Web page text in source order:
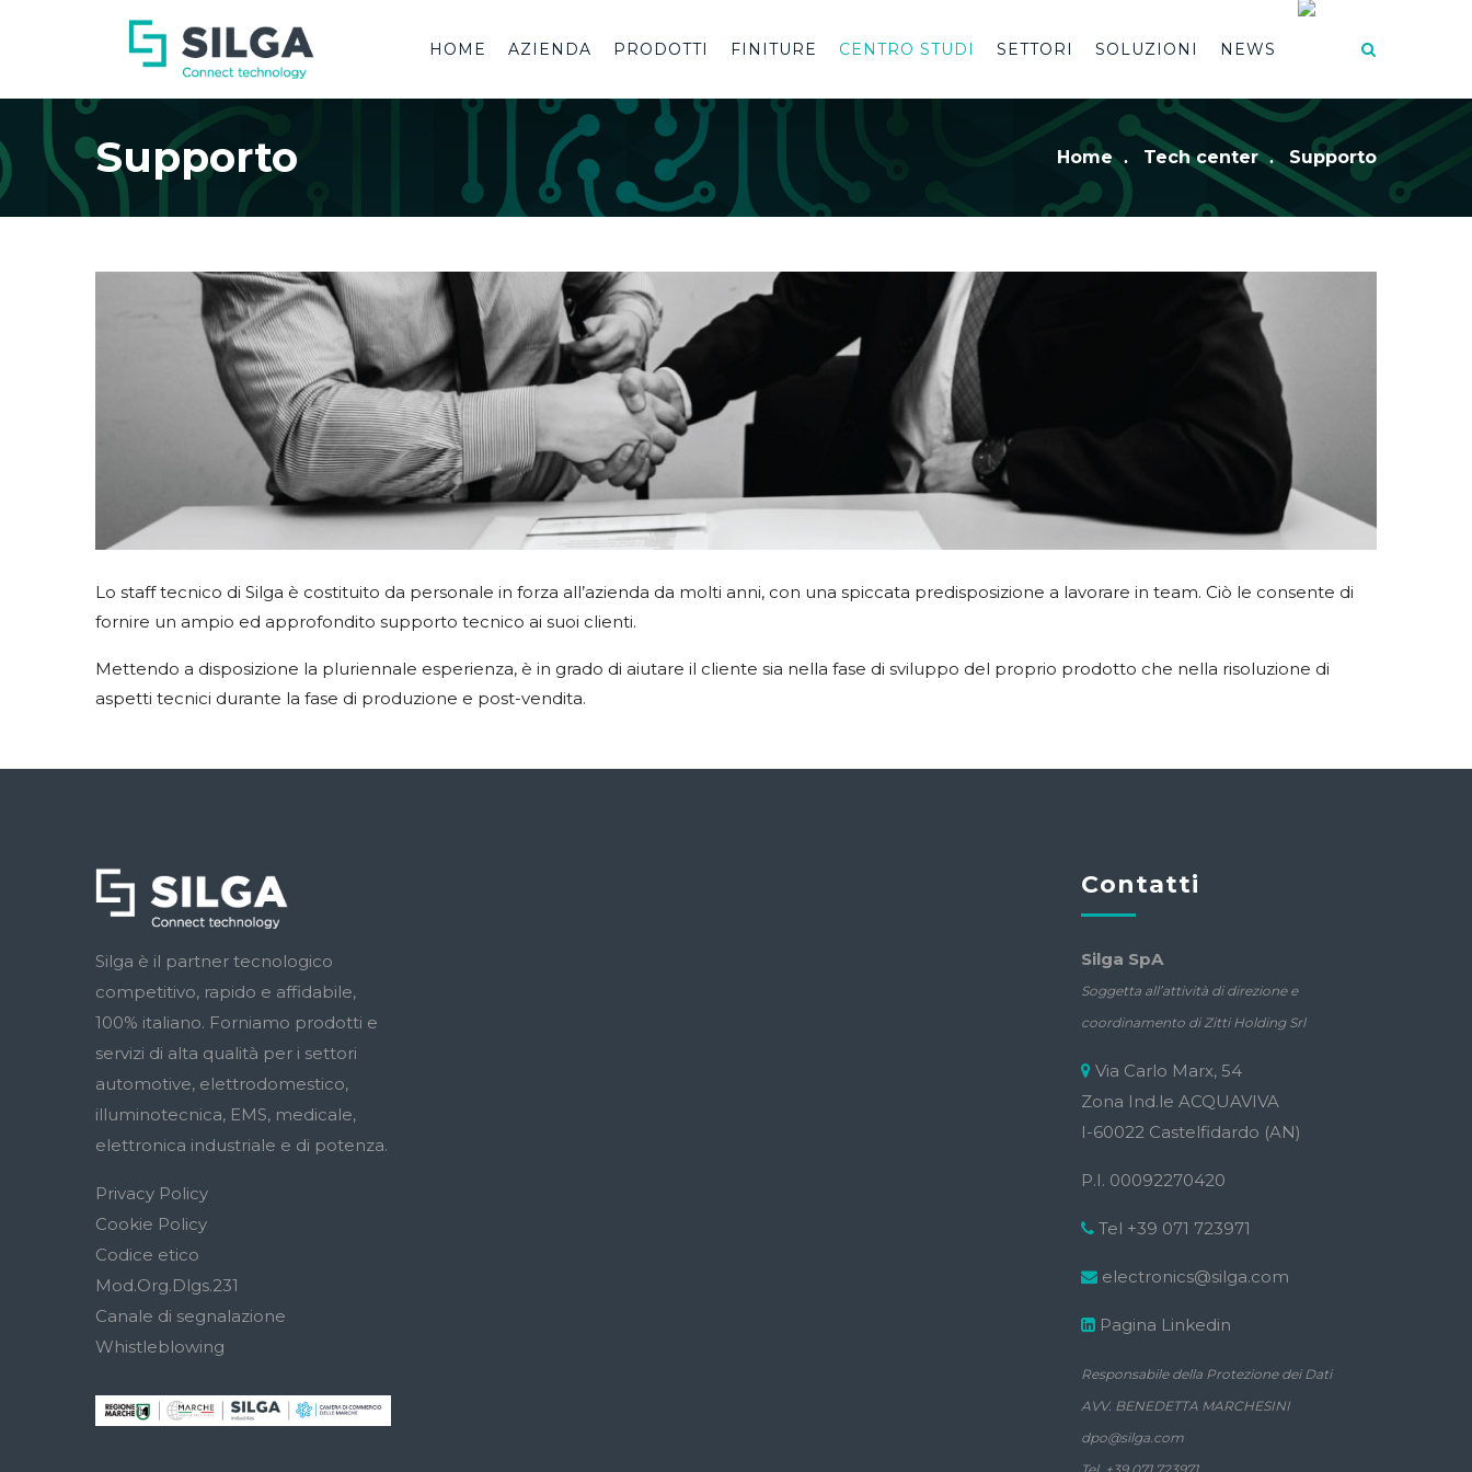
HOME AZIENDA PRODOTTI FINITURE CENTRO STUDI SETTORI SOLUZIONI NEWS
Supporto Home Tech center Supporto
Lo staff tecnico di Silga è costituito da personale in forza all’azienda da molti anni, con una spiccata predisposizione a lavorare in team. Ciò le consente di
fornire un ampio ed approfondito supporto tecnico ai suoi clienti.
Mettendo a disposizione la pluriennale esperienza, è in grado di aiutare il cliente sia nella fase di sviluppo del proprio prodotto che nella risoluzione di
aspetti tecnici durante la fase di produzione e post-vendita.
Silga è il partner tecnologico
competitivo, rapido e affidabile,
100% italiano. Forniamo prodotti e
servizi di alta qualità per i settori
automotive, elettrodomestico,
illuminotecnica, EMS, medicale,
elettronica industriale e di potenza.
Privacy Policy
Cookie Policy
Codice etico
Mod.Org.Dlgs.231
Canale di segnalazione
Whistleblowing
Contatti
Silga SpA
Soggetta all’attività di direzione e
coordinamento di Zitti Holding Srl
Via Carlo Marx, 54
Zona Ind.le ACQUAVIVA
I-60022 Castelfidardo (AN)
P.I. 00092270420
Tel +39 071 723971
electronics@silga.com
Pagina Linkedin
Responsabile della Protezione dei Dati
AVV. BENEDETTA MARCHESINI
dpo@silga.com
Tel. +39 071 723971